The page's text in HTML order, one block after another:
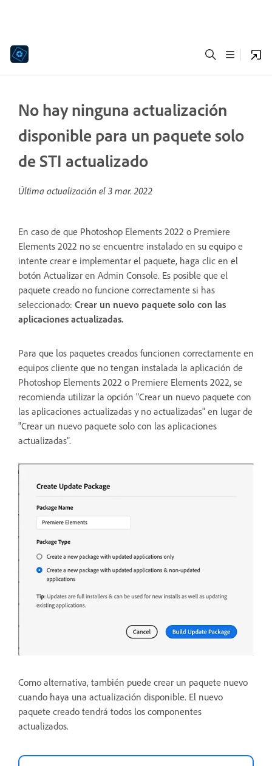
No hay ninguna actualización
disponible para un paquete solo
de STI actualizado
Última actualización el 3 mar. 2022
En caso de que Photoshop Elements 2022 o Premiere
Elements 2022 no se encuentre instalado en su equipo e
intente crear e implementar el paquete, haga clic en el
botón Actualizar en Admin Console. Es posible que el
paquete creado no funcione correctamente si has
seleccionado: Crear un nuevo paquete solo con las
aplicaciones actualizadas.
Para que los paquetes creados funcionen correctamente en
equipos cliente que no tengan instalada la aplicación de
Photoshop Elements 2022 o Premiere Elements 2022, se
recomienda utilizar la opción "Crear un nuevo paquete con
las aplicaciones actualizadas y no actualizadas" en lugar de
"Crear un nuevo paquete solo con las aplicaciones
actualizadas".
Como alternativa, también puede crear un paquete nuevo
cuando haya una actualización disponible. El nuevo
paquete creado tendrá todos los componentes
actualizados.